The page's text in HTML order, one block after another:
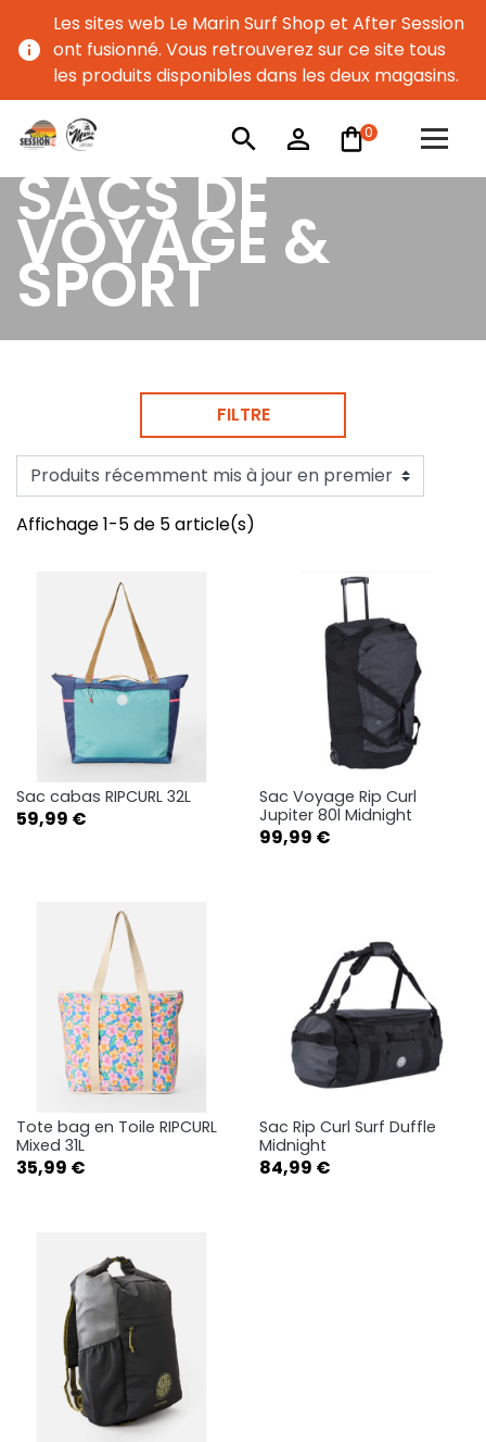
info
Les sites web Le Marin Surf Shop et After Session
ont fusionné. Vous retrouverez sur ce site tous
les produits disponibles dans les deux magasins.
search person_outline 0
SACS DE
VOYAGE &
SPORT
FILTRE
Affichage 1-5 de 5 article(s)
Sac cabas RIPCURL 32L
Prix
59,99 €
Sac Voyage Rip Curl
Jupiter 80l Midnight
Prix
99,99 €
Tote bag en Toile RIPCURL
Mixed 31L
Prix
35,99 €
Sac Rip Curl Surf Duffle
Midnight
Prix
84,99 €